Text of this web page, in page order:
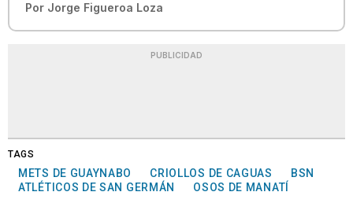
Por Jorge Figueroa Loza
PUBLICIDAD
TAGS
METS DE GUAYNABO CRIOLLOS DE CAGUAS
BSN
ATLÉTICOS DE SAN GERMÁN
OSOS DE MANATÍ